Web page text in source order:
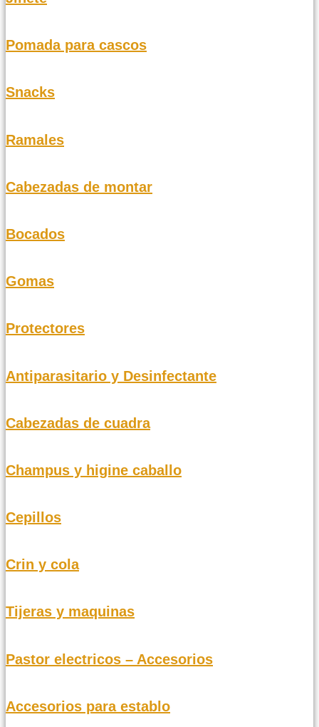
Pomada para cascos
Snacks
Ramales
Cabezadas de montar
Bocados
Gomas
Protectores
Antiparasitario y Desinfectante
Cabezadas de cuadra
Champus y higine caballo
Cepillos
Crin y cola
Tijeras y maquinas
Pastor electricos – Accesorios
Accesorios para establo